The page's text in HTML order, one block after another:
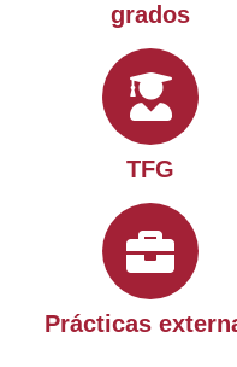
grados
TFG
Prácticas